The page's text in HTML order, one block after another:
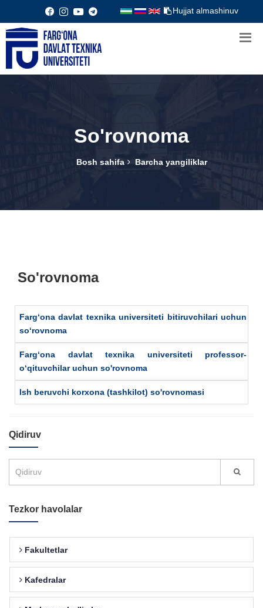
Hujjat almashinuv
So'rovnoma
Bosh sahifa Barcha yangiliklar
So'rovnoma
Farg‘ona davlat texnika universiteti bitiruvchilari uchun
so‘rovnoma
Farg‘ona davlat texnika universiteti professor-
o‘qituvchilar uchun so'rovnoma
Ish beruvchi korxona (tashkilot) so'rovnomasi
Qidiruv
Tezkor havolalar
Fakultetlar
Kafedralar